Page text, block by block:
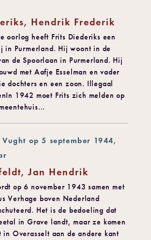
Hendrik Frederik
oorlog heeft Frits Diederiks een
in Purmerland. Hij woont in de
de Spoorlaan in Purmerland. Hij
met Aafje Esselman en vader
dochters en een zoon. Illegaal
1942 moet Frits zich melden op
Vught op 5 september 1944,
Jan Hendrik
op 6 november 1943 samen met
Verhage boven Nederland
Het is de bedoeling dat
in Grave landt, maar ze komen
in Overasselt aan de andere kant